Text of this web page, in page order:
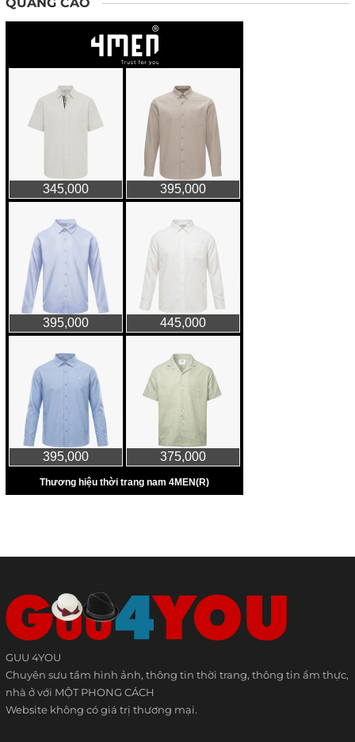
GUU 4YOU
Chuyên sưu tầm hình ảnh, thông tin thời trang, thông tin ẩm thực,
nhà ở với MỘT PHONG CÁCH
Website không có giá trị thương mại.